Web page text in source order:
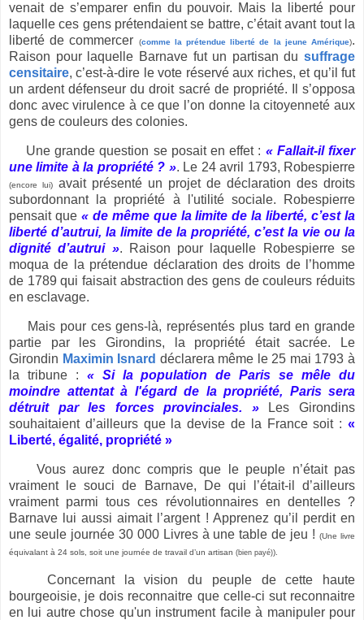
venait de s’emparer enfin du pouvoir. Mais la liberté pour
laquelle ces gens prétendaient se battre, c’était avant tout la
liberté de commercer
(comme la prétendue liberté de la jeune Amérique).
Raison pour laquelle Barnave fut un partisan du suffrage
censitaire, c’est-à-dire le vote réservé aux riches, et qu’il fut
un ardent défenseur du droit sacré de propriété. Il s’opposa
donc avec virulence à ce que l’on donne la citoyenneté aux
gens de couleurs des colonies.
Une grande question se posait en effet : « Fallait-il fixer
une limite à la propriété ? ». Le 24 avril 1793, Robespierre
(encore lui)
avait présenté un projet de déclaration des droits
subordonnant la propriété à l'utilité sociale. Robespierre
pensait que « de même que la limite de la liberté, c’est la
liberté d’autrui, la limite de la propriété, c’est la vie ou la
dignité d’autrui ». Raison pour laquelle Robespierre se
moqua de la prétendue déclaration des droits de l’homme
de 1789 qui faisait abstraction des gens de couleurs réduits
en esclavage.
Mais pour ces gens-là, représentés plus tard en grande
partie par les Girondins, la propriété était sacrée. Le
Girondin Maximin Isnard déclarera même le 25 mai 1793 à
la tribune : « Si la population de Paris se mêle du
moindre attentat à l'égard de la propriété, Paris sera
détruit par les forces provinciales. »Les Girondins
souhaitaient d’ailleurs que la devise de la France soit : «
Liberté, égalité, propriété »
Vous aurez donc compris que le peuple n’était pas
vraiment le souci de Barnave, De qui l’était-il d’ailleurs
vraiment parmi tous ces révolutionnaires en dentelles ?
Barnave lui aussi aimait l’argent ! Apprenez qu’il perdit en
une seule journée 30 000 Livres à une table de jeu !(Une livre
équivalant à 24 sols, soit une journée de travail d’un artisan (bien payé)).
Concernant la vision du peuple de cette haute
bourgeoisie, je dois reconnaitre que celle-ci sut reconnaitre
en lui autre chose qu'un instrument facile à manipuler pour